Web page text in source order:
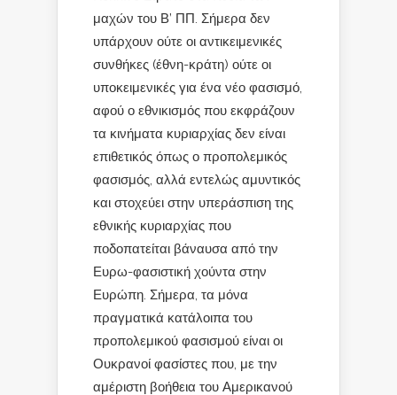
μαχών του Β’ ΠΠ. Σήμερα δεν
υπάρχουν ούτε οι αντικειμενικές
συνθήκες (έθνη-κράτη) ούτε οι
υποκειμενικές για ένα νέο φασισμό,
αφού ο εθνικισμός που εκφράζουν
τα κινήματα κυριαρχίας δεν είναι
επιθετικός όπως ο προπολεμικός
φασισμός, αλλά εντελώς αμυντικός
και στοχεύει στην υπεράσπιση της
εθνικής κυριαρχίας που
ποδοπατείται βάναυσα από την
Ευρω-φασιστική χούντα στην
Ευρώπη. Σήμερα, τα μόνα
πραγματικά κατάλοιπα του
προπολεμικού φασισμού είναι οι
Ουκρανοί φασίστες που, με την
αμέριστη βοήθεια του Αμερικανού